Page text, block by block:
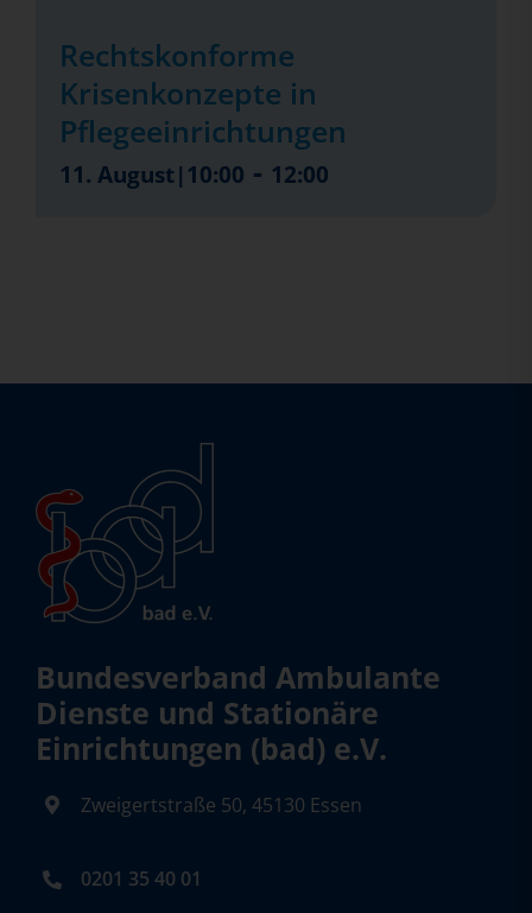
Rechtskonforme
Krisenkonzepte in
Pflegeeinrichtungen
11. August|10:00 - 12:00
Bundesverband Ambulante
Dienste und Stationäre
Einrichtungen (bad) e.V.
Zweigertstraße 50, 45130 Essen
0201 35 40 01